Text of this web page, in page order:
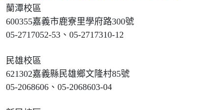
蘭潭校區
600355嘉義市鹿寮里學府路300號
05-2717052-53、05-2717310-12
民雄校區
621302嘉義縣民雄鄉文隆村85號
05-2068606、05-2068603-04